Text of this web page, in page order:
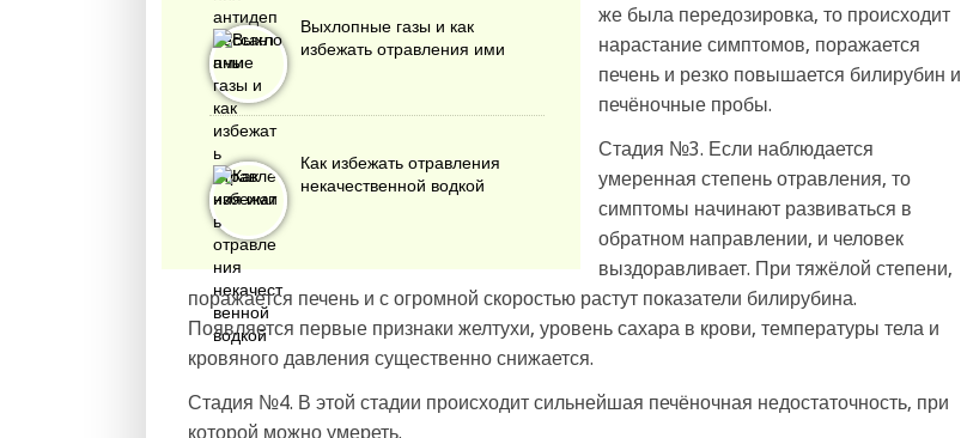
Выхлопные газы и как
избежать отравления ими
Как избежать отравления
некачественной водкой
же была передозировка, то происходит
нарастание симптомов, поражается
печень и резко повышается билирубин и
печёночные пробы.
Стадия №3. Если наблюдается
умеренная степень отравления, то
симптомы начинают развиваться в
обратном направлении, и человек
выздоравливает. При тяжёлой степени,
поражается печень и с огромной скоростью растут показатели билирубина.
Появляется первые признаки желтухи, уровень сахара в крови, температуры тела и
кровяного давления существенно снижается.
Стадия №4. В этой стадии происходит сильнейшая печёночная недостаточность, при
которой можно умереть.